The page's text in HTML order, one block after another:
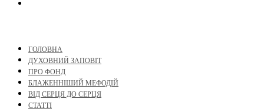
ГОЛОВНА
ДУХОВНИЙ ЗАПОВІТ
ПРО ФОНД
БЛАЖЕННІШИЙ МЕФОДІЙ
ВІД СЕРЦЯ ДО СЕРЦЯ
СТАТТІ